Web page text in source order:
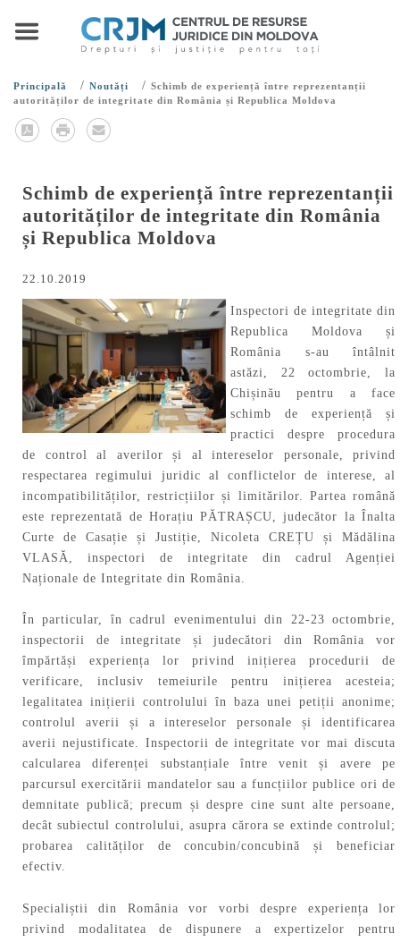
Principală / Noutăți / Schimb de experiență între reprezentanții
autorităților de integritate din România și Republica Moldova
Schimb de experiență între reprezentanții
autorităților de integritate din România
și Republica Moldova
22.10.2019
Inspectori de integritate din
Republica Moldova și
România s-au întâlnit
astăzi, 22 octombrie, la
Chișinău pentru a face
schimb de experiență și
practici despre procedura
de control al averilor și al intereselor personale, privind
respectarea regimului juridic al conflictelor de interese, al
incompatibilităților, restricțiilor și limitărilor. Partea română
este reprezentată de Horațiu PĂTRAȘCU, judecător la Înalta
Curte de Casație și Justiție, Nicoleta CREȚU și Mădălina
VLASĂ, inspectori de integritate din cadrul Agenției
Naționale de Integritate din România.
În particular, în cadrul evenimentului din 22-23 octombrie,
inspectorii de integritate și judecători din România vor
împărtăși experiența lor privind inițierea procedurii de
verificare, inclusiv temeiurile pentru inițierea acesteia;
legalitatea inițierii controlului în baza unei petiții anonime;
controlul averii și a intereselor personale și identificarea
averii nejustificate. Inspectorii de integritate vor mai discuta
calcularea diferenței substanțiale între venit și avere pe
parcursul exercitării mandatelor sau a funcțiilor publice ori de
demnitate publică; precum și despre cine sunt alte persoane,
decât subiectul controlului, asupra cărora se extinde controlul;
probarea calităților de concubin/concubină și beneficiar
efectiv.
Specialiștii din România vor vorbi despre experiența lor
privind modalitatea de dispunere a expertizelor pentru